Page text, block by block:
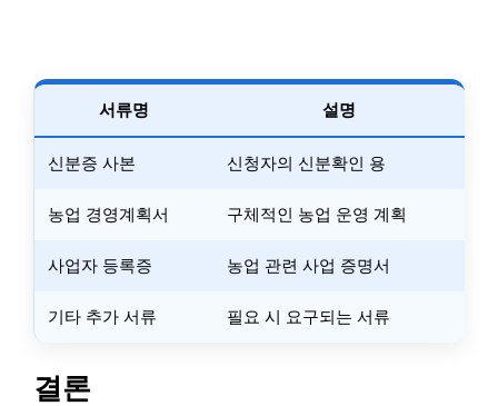
서류명 설명
신분증 사본 신청자의 신분확인 용
농업 경영계획서 구체적인 농업 운영 계획
사업자 등록증 농업 관련 사업 증명서
기타 추가 서류 필요 시 요구되는 서류
결론